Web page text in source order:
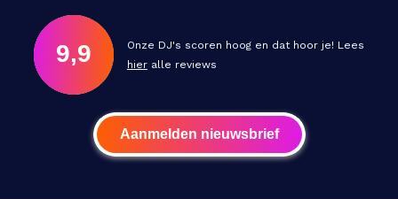
9,9
Onze DJ's scoren hoog en dat hoor je! Lees
hieralle reviews
Aanmelden nieuwsbrief